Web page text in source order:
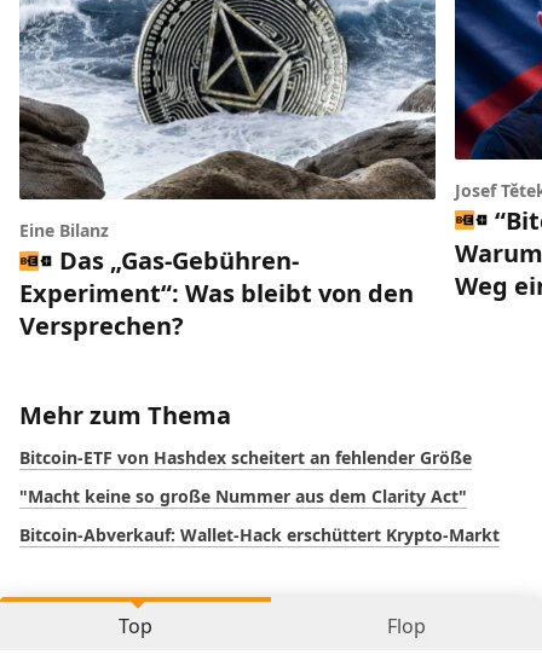
Eine Bilanz
Das „Gas-Gebühren-
Experiment“: Was bleibt von den
Versprechen?
Josef
Weg
Mehr zum Thema
Bitcoin-ETF von Hashdex scheitert an fehlender Größe
"Macht keine so große Nummer aus dem Clarity Act"
Bitcoin-Abverkauf: Wallet-Hack erschüttert Krypto-Markt
Top Flop